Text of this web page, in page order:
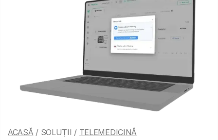
ACASĂ/ SOLUȚII / TELEMEDICINĂ